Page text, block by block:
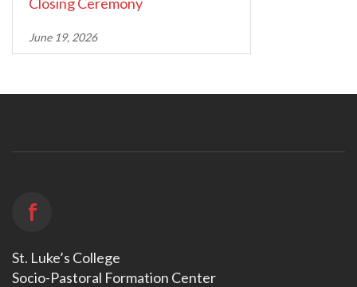
June 19, 2026
f
St. Luke’s College
Socio-Pastoral Formation Center